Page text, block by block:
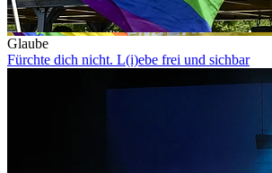
Glaube
Fürchte dich nicht. L(i)ebe frei und sichbar